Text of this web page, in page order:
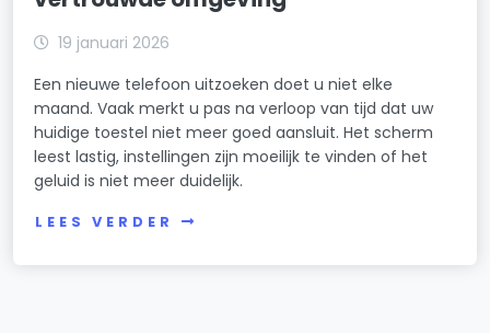
19 januari 2026
Een nieuwe telefoon uitzoeken doet u niet elke
maand. Vaak merkt u pas na verloop van tijd dat uw
huidige toestel niet meer goed aansluit. Het scherm
leest lastig, instellingen zijn moeilijk te vinden of het
geluid is niet meer duidelijk.
LEES VERDER